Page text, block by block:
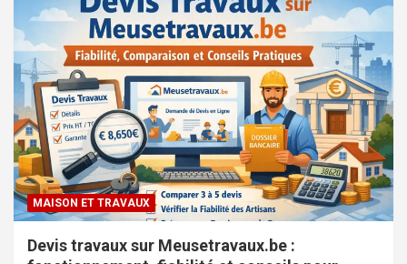
MAISON ET TRAVAUX
Devis travaux sur Meusetravaux.be :